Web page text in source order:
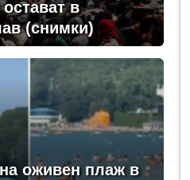
в
(снимки)
оживен плаж в